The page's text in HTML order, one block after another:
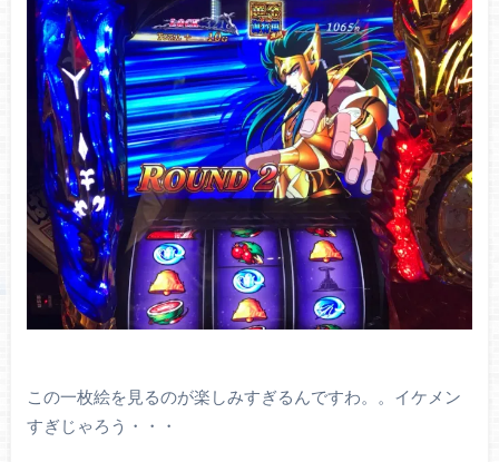
この一枚絵を見るのが楽しみすぎるんですわ。。イケメン
すぎじゃろう・・・